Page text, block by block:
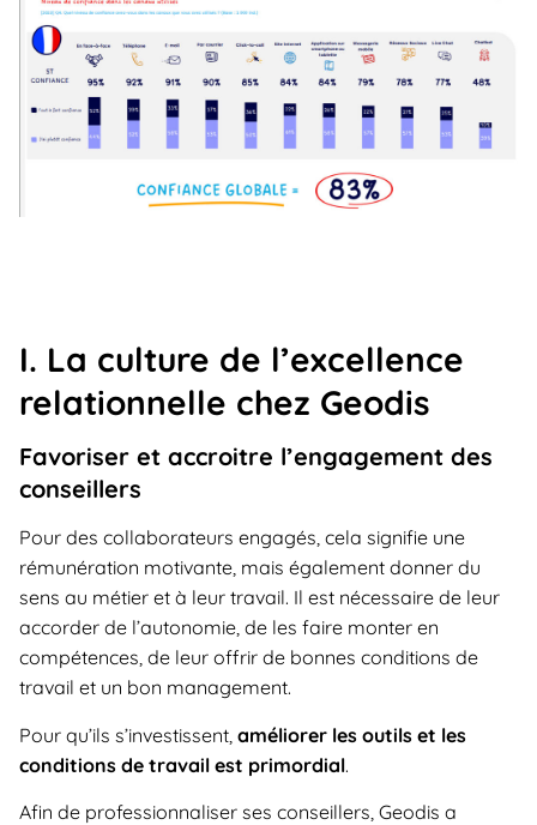
I. La culture de l’excellence
relationnelle chez Geodis
Favoriser et accroitre l’engagement des
conseillers
Pour des collaborateurs engagés, cela signifie une
rémunération motivante, mais également donner du
sens au métier et à leur travail. Il est nécessaire de leur
accorder de l’autonomie, de les faire monter en
compétences, de leur offrir de bonnes conditions de
travail et un bon management.
Pour qu’ils s’investissent, améliorer les outils et les
conditions de travail est primordial.
Afin de professionnaliser ses conseillers, Geodis a